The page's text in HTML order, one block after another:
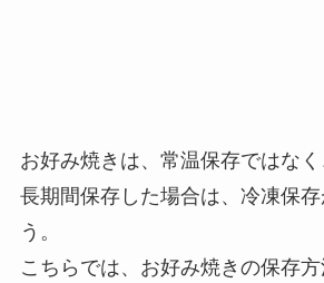
お好み焼きは、常温保存ではな
長期間保存した場合は、冷凍保存
う。
こちらでは、お好み焼きの保存